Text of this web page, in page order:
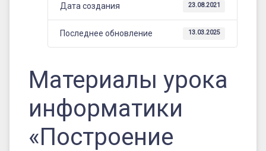
таблицах»,
Михеева
МАУО
СОШ
имени
Героя
Дата создания 23.08.2021
Последнее обновление 13.03.2025
Материалы урока
информатики
«Построение